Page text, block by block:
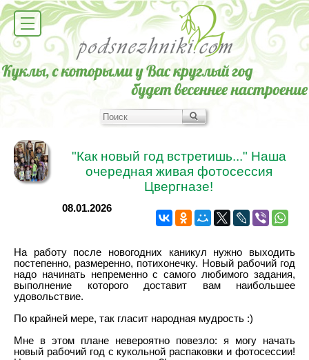
"Как новый год встретишь..." Наша
очередная живая фотосессия
Цвергназе!
08.01.2026
На работу после новогодних каникул нужно выходить
постепенно, размеренно, потихонечку. Новый рабочий год
надо начинать непременно с самого любимого задания,
выполнение которого доставит вам наибольшее
удовольствие.
По крайней мере, так гласит народная мудрость :)
Мне в этом плане невероятно повезло: я могу начать
новый рабочий год с кукольной распаковки и фотосессии!